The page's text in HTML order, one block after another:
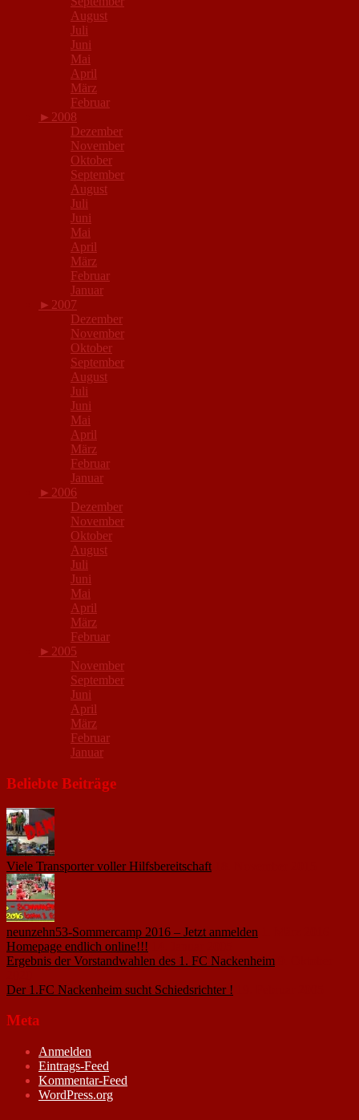
August
Juli
Juni
Mai
April
März
Februar
► 2008
Dezember
November
Oktober
September
August
Juli
Juni
Mai
April
März
Februar
Januar
► 2007
Dezember
November
Oktober
September
August
Juli
Juni
Mai
April
März
Februar
Januar
► 2006
Dezember
November
Oktober
August
Juli
Juni
Mai
April
März
Februar
► 2005
November
September
Juni
April
März
Februar
Januar
Beliebte Beiträge
Viele Transporter voller Hilfsbereitschaft
neunzehn53-Sommercamp 2016 – Jetzt anmelden
Homepage endlich online!!!
Ergebnis der Vorstandwahlen des 1. FC Nackenheim
Der 1.FC Nackenheim sucht Schiedsrichter !
Meta
Anmelden
Eintrags-Feed
Kommentar-Feed
WordPress.org